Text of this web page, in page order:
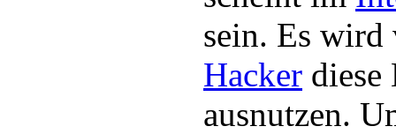
sein. Es wird
Hacker diese
ausnutzen.